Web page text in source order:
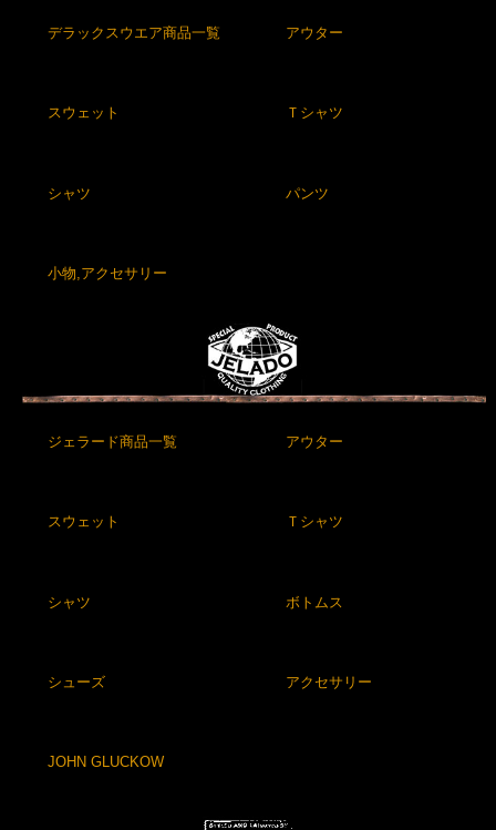
デラックスウエア商品一覧 アウター
スウェット Ｔシャツ
シャツ パンツ
小物,アクセサリー
ジェラード商品一覧 アウター
スウェット Ｔシャツ
シャツ ボトムス
シューズ アクセサリー
JOHN GLUCKOW